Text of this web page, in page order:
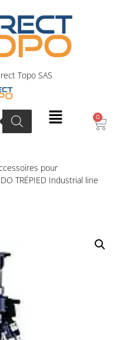
Topo SAS
0
pour
TRÉPIED Industrial line